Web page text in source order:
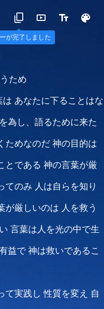
が完了しました
ため
は あなたに下ることはな
為し、語るために来た
ためなのだ 神の目的は
とである 神の言葉が厳
てのみ 人は自らを知り
が厳しいのは 人を救う
言葉は人を光の中で生
益で神は救いであるこ
て実践し性質を変え 自